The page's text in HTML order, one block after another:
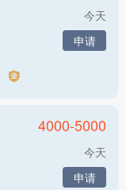
今天
申请
4000-5000
今天
申请